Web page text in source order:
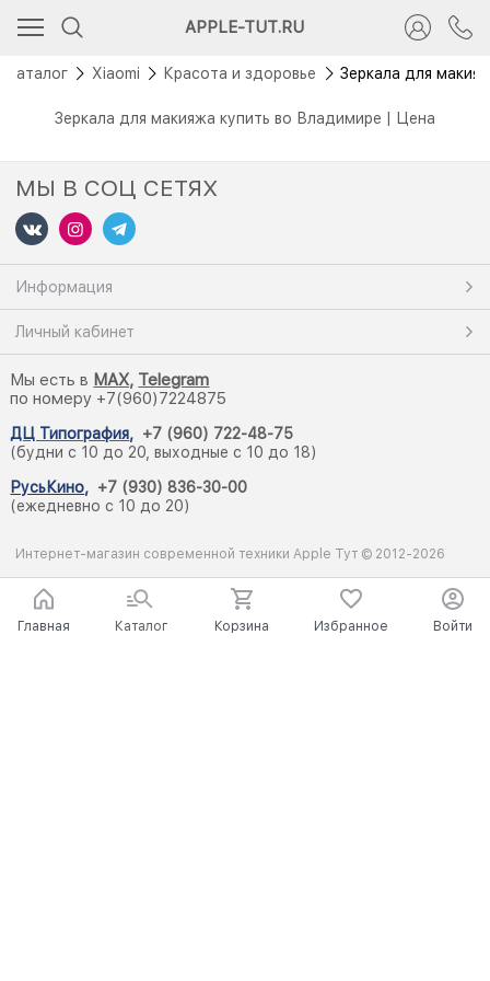
APPLE-TUT.RU
Каталог Xiaomi Красота и здоровье Зеркала для
Зеркала для макияжа купить во Владимире | Цена
МЫ В СОЦ СЕТЯХ
Информация
Личный кабинет
Мы есть в MAX, Telegram
по номеру +7(960)7224875
ДЦ Типография, +7 (960) 722-48-75
(будни с 10 до 20, выходные с 10 до 18)
РусьКино, +7 (930) 836-30-00
(ежедневно с 10 до 20)
Интернет-магазин современной техники Apple Тут © 2012-2026
Главная Каталог Корзина Избранное Войти